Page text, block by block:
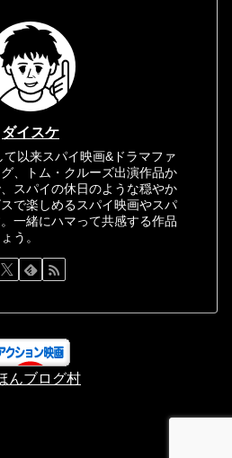
ダイスケ
以来スパイ映画&ドラマファ
、トム・クルーズ出演作品か
スパイの休日のような穏やか
で楽しめるスパイ映画やスパ
一緒にハマって共感する作品
う。
んブログ村